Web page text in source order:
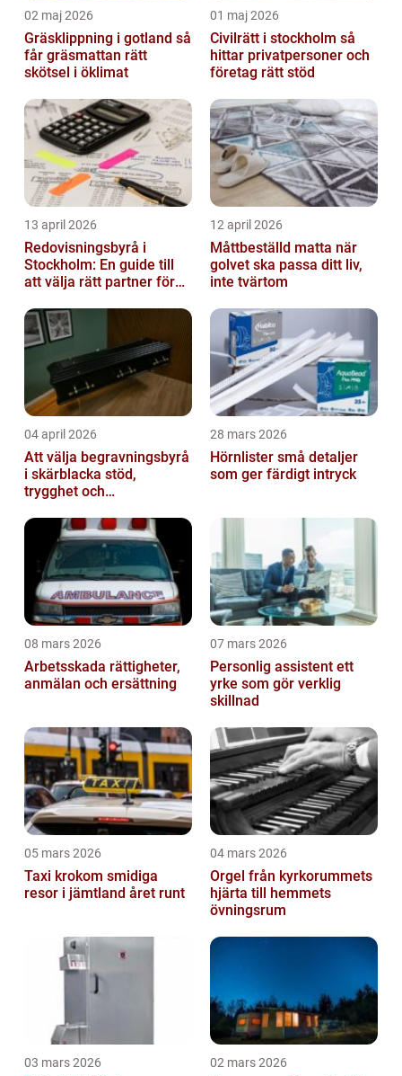
02 maj 2026
Gräsklippning i gotland så
får gräsmattan rätt
skötsel i öklimat
01 maj 2026
Civilrätt i stockholm så
hittar privatpersoner och
företag rätt stöd
13 april 2026
Redovisningsbyrå i
Stockholm: En guide till
att välja rätt partner för
12 april 2026
Måttbeställd matta när
golvet ska passa ditt liv,
inte tvärtom
04 april 2026
Att välja begravningsbyrå
i skärblacka stöd,
trygghet och
28 mars 2026
Hörnlister små detaljer
som ger färdigt intryck
08 mars 2026
Arbetsskada rättigheter,
anmälan och ersättning
07 mars 2026
Personlig assistent ett
yrke som gör verklig
skillnad
05 mars 2026
Taxi krokom smidiga
resor i jämtland året runt
04 mars 2026
Orgel från kyrkorummets
hjärta till hemmets
övningsrum
03 mars 2026 02 mars 2026